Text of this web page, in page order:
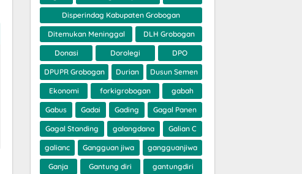
Disperindag Kabupaten Grobogan
Ditemukan Meninggal DLH Grobogan
Donasi Dorolegi DPO
DPUPR Grobogan Durian Dusun Semen
Ekonomi forkigrobogan gabah
Gabus Gadai Gading Gagal Panen
Gagal Standing galangdana Galian C
galianc Gangguan jiwa gangguanjiwa
Ganja Gantung diri gantungdiri